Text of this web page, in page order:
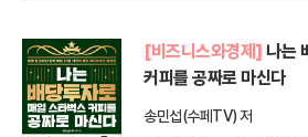
[비즈니스와경제] 나는
커피를 공짜로 마신다
송민섭(수페TV) 저